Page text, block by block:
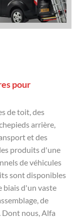
pour
de toit, des
arrière,
et des
produits d'une
de véhicules
sont disponibles
biais d'un vaste
de
Dont nous, Alfa